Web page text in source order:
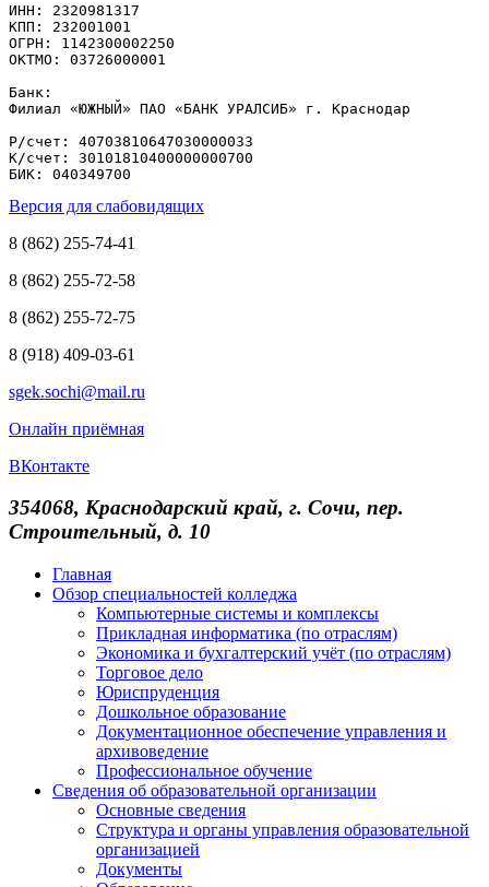
ИНН: 2320981317
КПП: 232001001
ОГРН: 1142300002250
ОКТМО: 03726000001
Банк:
Филиал «ЮЖНЫЙ» ПАО «БАНК УРАЛСИБ» г. Краснодар
Р/счет: 40703810647030000033
К/счет: 30101810400000000700
БИК: 040349700
Версия для слабовидящих
8 (862) 255-74-41
8 (862) 255-72-58
8 (862) 255-72-75
8 (918) 409-03-61
sgek.sochi@mail.ru
Онлайн приёмная
ВКонтакте
354068, Краснодарский край, г. Сочи, пер.
Строительный, д. 10
Главная
Обзор специальностей колледжа
Компьютерные системы и комплексы
Прикладная информатика (по отраслям)
Экономика и бухгалтерский учёт (по отраслям)
Торговое дело
Юриспруденция
Дошкольное образование
Документационное обеспечение управления и
архивоведение
Профессиональное обучение
Сведения об образовательной организации
Основные сведения
Структура и органы управления образовательной
организацией
Документы